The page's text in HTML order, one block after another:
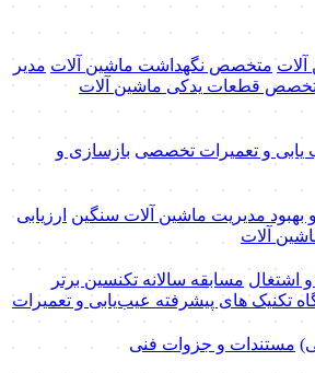
متخصص نگهداشت ماشین آلات مدیر
قطعات یدکی ماشین آلات
یابی و تعمیرات تخصصی بازسازی و
و بهبود مدیریت ماشین آلات سنگین ارزیابی
آلات
اشتغال مسابقه سالانه تکنسین برتر
تکنیک‌ های پیشرفته عیب‌یابی و تعمیرات
مستندات و جزوات فنی